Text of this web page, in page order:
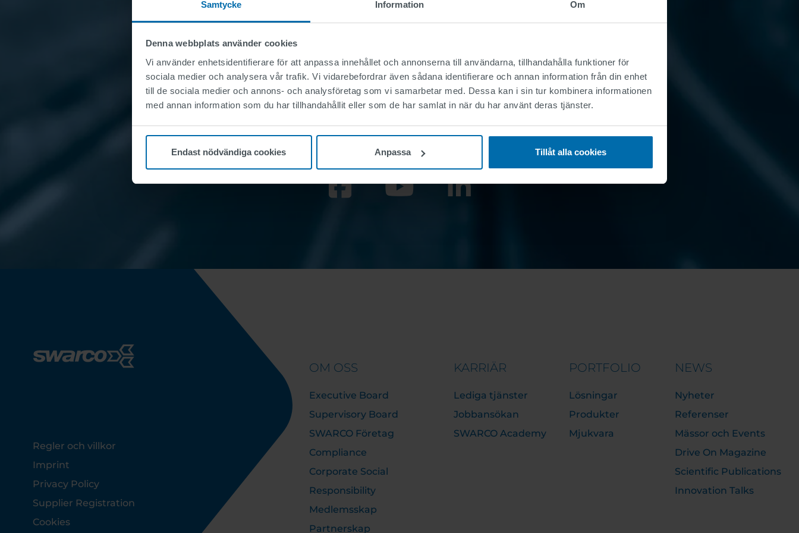
Samtycke Information Om
Denna webbplats använder cookies
Vi använder enhetsidentifierare för att anpassa innehållet och annonserna till användarna, tillhandahålla funktioner för
sociala medier och analysera vår trafik. Vi vidarebefordrar även sådana identifierare och annan information från din enhet
till de sociala medier och annons- och analysföretag som vi samarbetar med. Dessa kan i sin tur kombinera informationen
med annan information som du har tillhandahållit eller som de har samlat in när du har använt deras tjänster.
Endast nödvändiga cookies Anpassa Tillåt alla cookies
Vill du veta mer?
Kontakta oss
Footer
Regler och villkor
Imprint
Privacy Policy
Supplier Registration
Cookies
OM OSS
Executive Board
Supervisory Board
SWARCO Företag
Compliance
Corporate Social
Responsibility
Medlemsskap
Partnerskap
KARRIÄR
Lediga tjänster
Jobbansökan
SWARCO Academy
PORTFOLIO
Lösningar
Produkter
Mjukvara
NEWS
Nyheter
Referenser
Mässor och Events
Drive On Magazine
Scientific Publications
Innovation Talks